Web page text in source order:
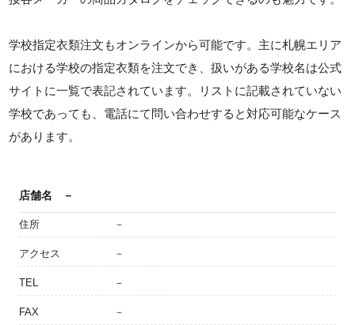
学校指定衣類注文もオンラインから可能です。主に札幌エリア
における学校の指定衣類を注文でき、扱いがある学校名は公式
サイトに一覧で表記されています。リストに記載されていない
学校であっても、電話にて問い合わせすると対応可能なケース
があります。
店舗名 －
住所 －
アクセス －
TEL －
FAX －